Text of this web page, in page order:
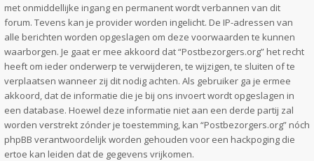
met onmiddellijke ingang en permanent wordt verbannen van dit
forum. Tevens kan je provider worden ingelicht. De IP-adressen van
alle berichten worden opgeslagen om deze voorwaarden te kunnen
waarborgen. Je gaat er mee akkoord dat “Postbezorgers.org” het recht
heeft om ieder onderwerp te verwijderen, te wijzigen, te sluiten of te
verplaatsen wanneer zij dit nodig achten. Als gebruiker ga je ermee
akkoord, dat de informatie die je bij ons invoert wordt opgeslagen in
een database. Hoewel deze informatie niet aan een derde partij zal
worden verstrekt zónder je toestemming, kan “Postbezorgers.org” nóch
phpBB verantwoordelijk worden gehouden voor een hackpoging die
ertoe kan leiden dat de gegevens vrijkomen.